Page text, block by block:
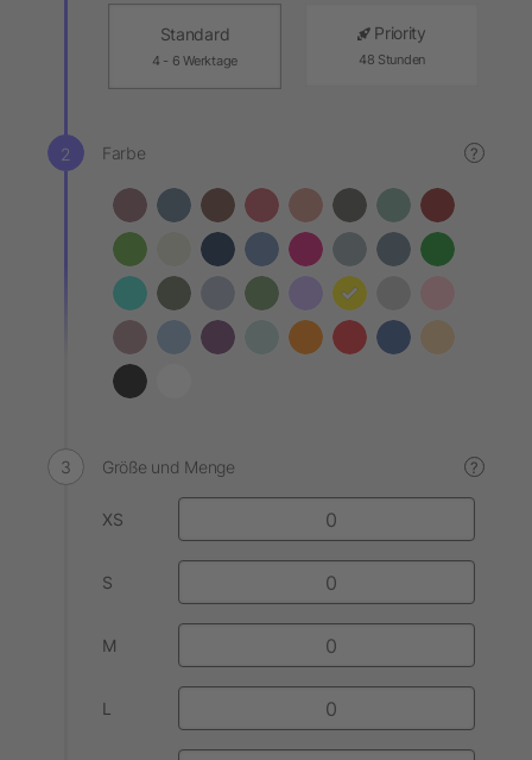
Standard
4 - 6 Werktage
Priority
48 Stunden
Farbe ?
Größe und Menge ?
XS
S
M
L